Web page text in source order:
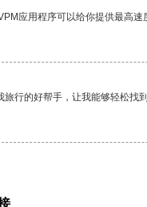
应用程序可以给你提供最高速
旅行的好帮手，让我能够轻松找